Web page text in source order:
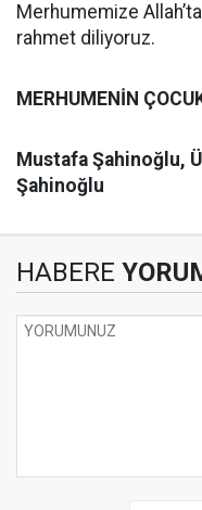
Merhumemize
rahmet diliyoruz.
MERHUMENİN
Mustafa Şahinoğlu,
Şahinoğlu
HABERE